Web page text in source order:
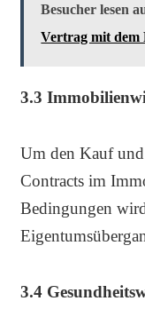
Besucher lesen
Vertrag mit dem
3.3
Um den Kauf
Contracts im
Bedingungen
3.4